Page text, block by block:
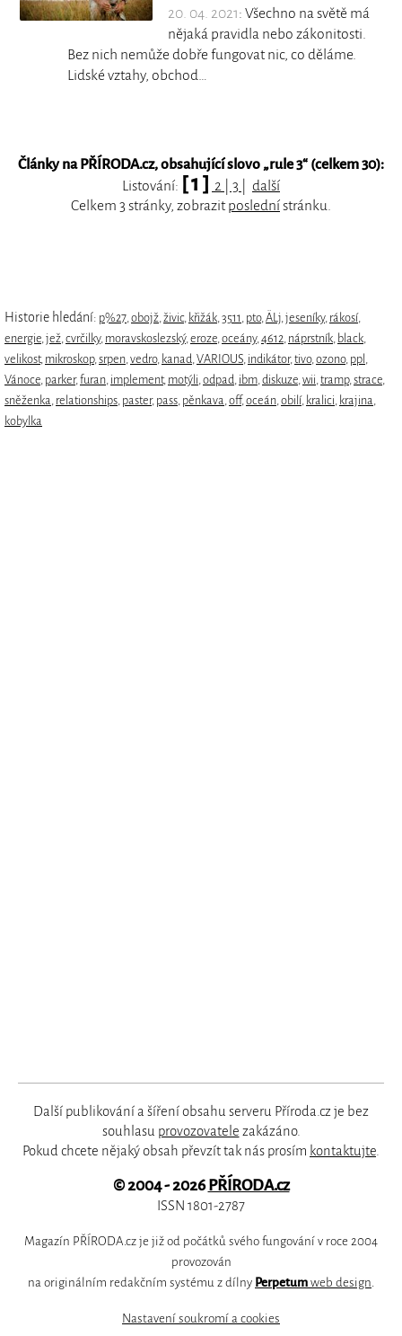
20. 04. 2021: Všechno na světě má
nějaká pravidla nebo zákonitosti.
Bez nich nemůže dobře fungovat nic, co děláme.
Lidské vztahy, obchod…
Články na PŘÍRODA.cz, obsahující slovo „rule 3“ (celkem 30):
Listování: [ 1 ] 2 3
další
Celkem 3 stránky, zobrazitposlednístránku.
Historie hledání: p%27,obojž,živic, křižák,3511 , pto,ÄLj,jeseníky, rákosí,
energie,jež,cvrčilky, moravskoslezský,eroze,oceány,4612, náprstník, black,
velikost, mikroskop,srpen,vedro, kanad,VARIOUS, indikátor,tivo,ozono, ppl ,
Vánoce, parker,furan, implement, motýli,odpad, ibm,diskuze,wii,tramp,strace,
sněženka, relationships, paster, pass, pěnkava,off,oceán,obilí, kralici, krajina,
kobylka
Další publikování a šíření obsahu serveru Příroda.cz je bez
souhlasu provozovatele zakázáno.
Pokud chcete nějaký obsah převzít tak nás prosím kontaktujte.
© 2004 - 2026PŘÍRODA.cz
ISSN 1801-2787
Magazín PŘÍRODA.cz je již od počátků svého fungování v roce 2004
provozován
na originálním redakčním systému z dílny Perpetum web design
Nastavení soukromí a cookies